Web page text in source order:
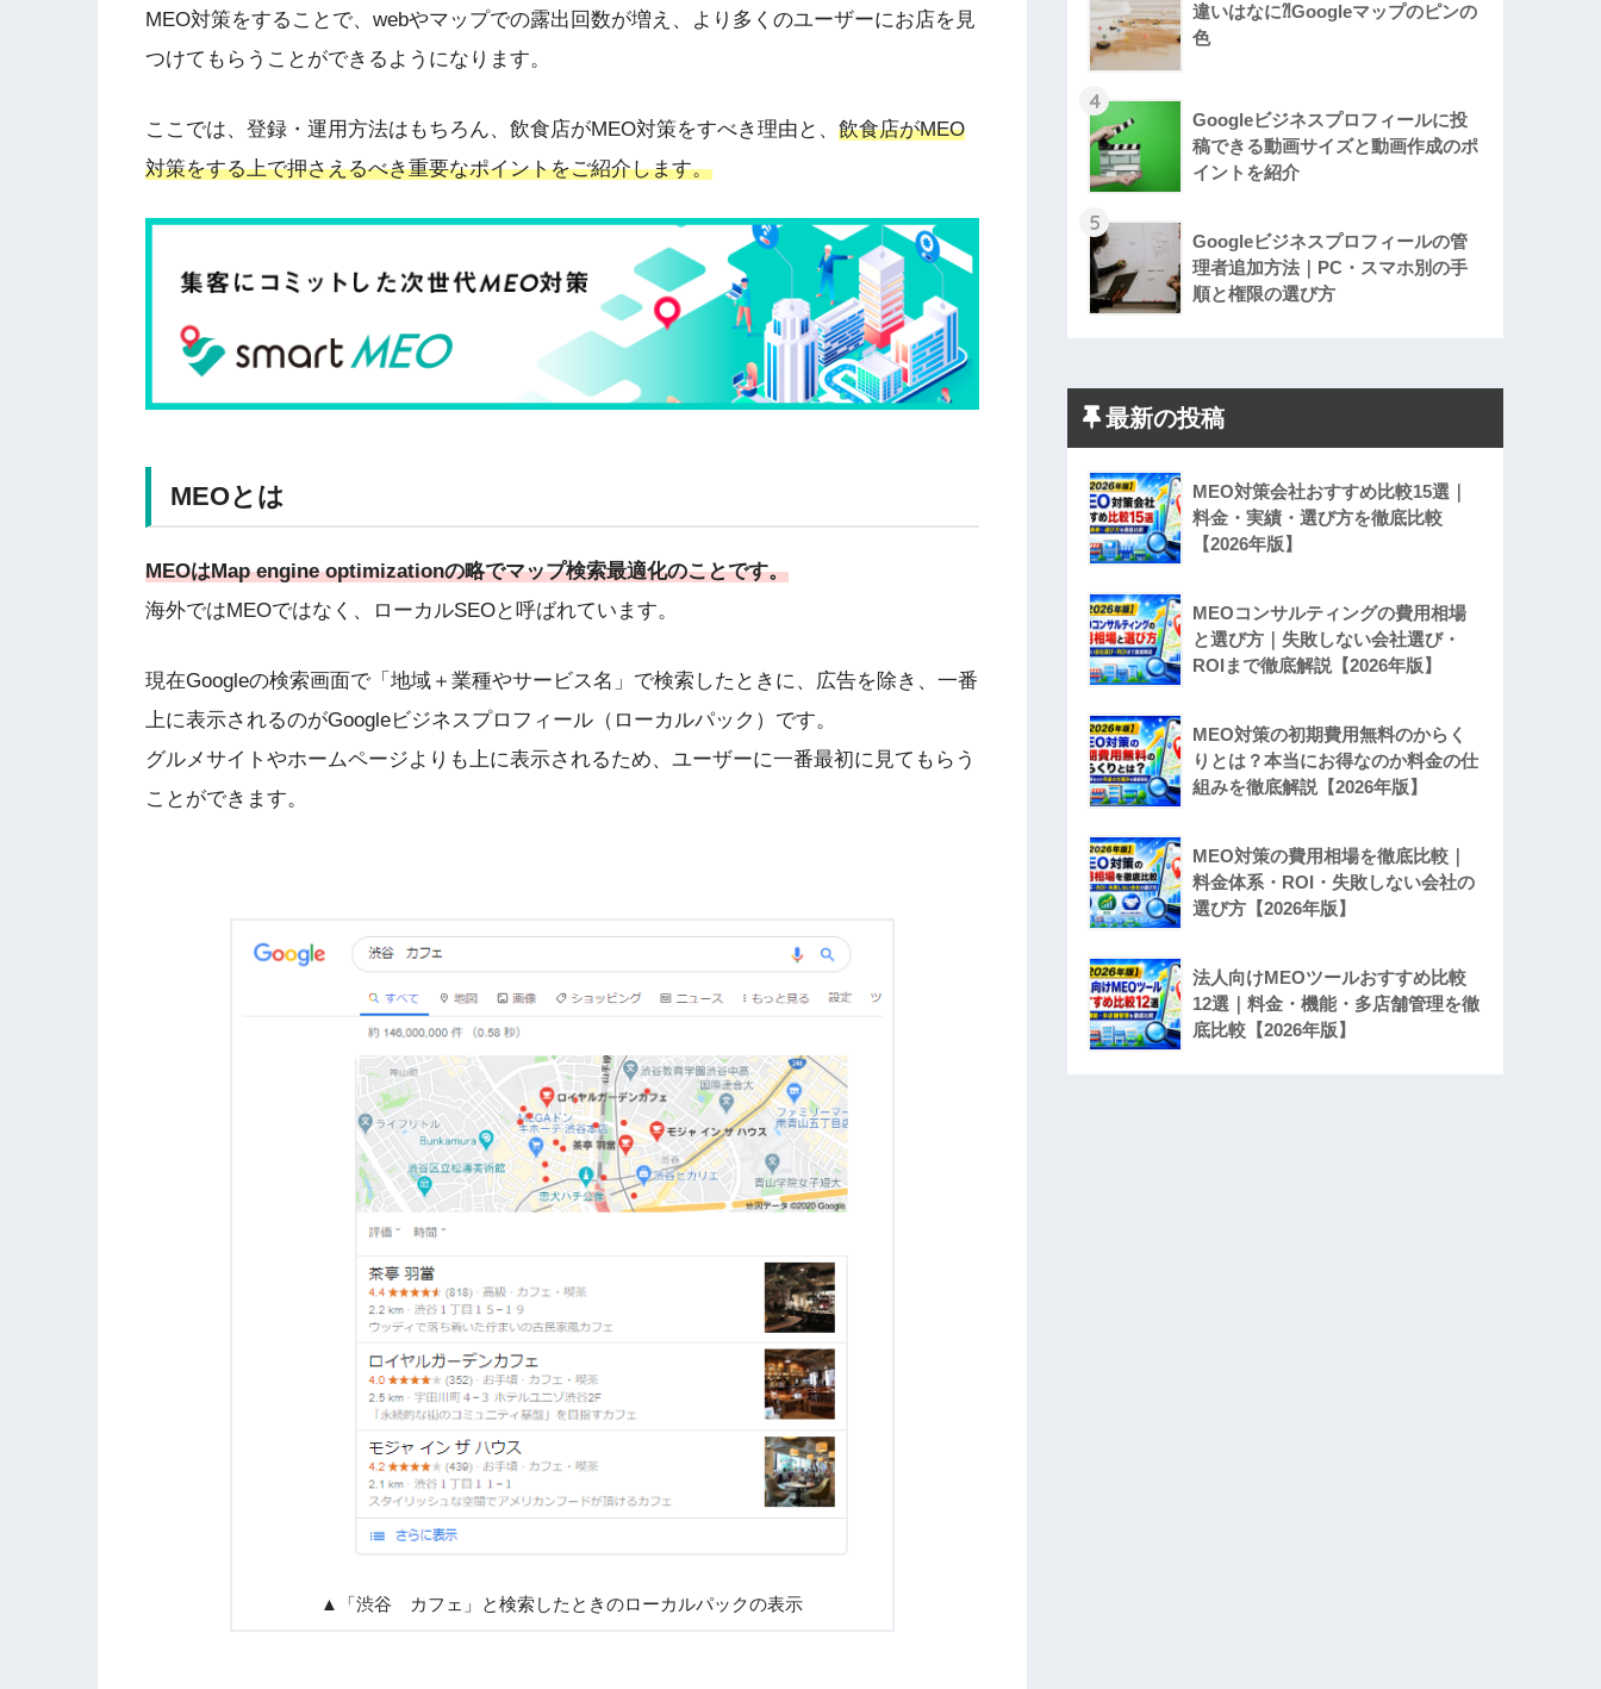
MEO対策をすることで、webやマップでの露出回数が増え、より多くのユーザーにお店を見
つけてもらうことができるようになります。
ここでは、登録・運用方法はもちろん、飲食店がMEO対策をすべき理由と、 飲食店がMEO
対策をする上で押さえるべき重要なポイントをご紹介します。
MEOとは
MEOはMap engine optimizationの略でマップ検索最適化のことです。
海外ではMEOではなく、ローカルSEOと呼ばれています。
現在Googleの検索画面で「地域＋業種やサービス名」で検索したときに、広告を除き、一番
上に表示されるのがGoogleビジネスプロフィール（ローカルパック）です。
グルメサイトやホームページよりも上に表示されるため、ユーザーに一番最初に見てもらう
ことができます。
▲「渋谷 カフェ」と検索したときのローカルパックの表示
違いはなに⁈Googleマップのピンの
色
4
Googleビジネスプロフィールに投
稿できる動画サイズと動画作成のポ
イントを紹介
5
Googleビジネスプロフィールの管
理者追加方法｜PC・スマホ別の手
順と権限の選び方
最新の投稿
MEO対策会社おすすめ比較15選｜
料金・実績・選び方を徹底比較
【2026年版】
MEOコンサルティングの費用相場
と選び方｜失敗しない会社選び・
ROIまで徹底解説【2026年版】
MEO対策の初期費用無料のからく
りとは？本当にお得なのか料金の仕
組みを徹底解説【2026年版】
MEO対策の費用相場を徹底比較｜
料金体系・ROI・失敗しない会社の
選び方【2026年版】
法人向けMEOツールおすすめ比較
12選｜料金・機能・多店舗管理を徹
底比較【2026年版】